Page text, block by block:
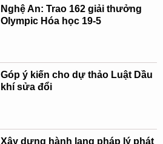
Nghệ An: Trao 162 giải thưởng
Olympic Hóa học 19-5
Góp ý kiến cho dự thảo Luật Dầu
khí sửa đổi
Xây dựng hành lang pháp lý phát